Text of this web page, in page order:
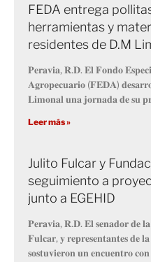
FEDA entrega
herramientas y
residentes de D.M
𝐏𝐞𝐫𝐚𝐯𝐢𝐚, 𝐑.𝐃. 𝐄𝐥 𝐅𝐨𝐧𝐝𝐨
𝐀𝐠𝐫𝐨𝐩𝐞𝐜𝐮𝐚𝐫𝐢𝐨 (𝐅𝐄𝐃𝐀)
𝐋𝐢𝐦𝐨𝐧𝐚𝐥 𝐮𝐧𝐚 𝐣𝐨𝐫𝐧𝐚𝐝𝐚 𝐝𝐞 𝐬𝐮
Leer más »
Julito Fulcar y
seguimiento a
junto a EGEHID
𝐏𝐞𝐫𝐚𝐯𝐢𝐚, 𝐑.𝐃. 𝐄𝐥 𝐬𝐞𝐧𝐚𝐝𝐨𝐫 𝐝𝐞 𝐥𝐚
𝐅𝐮𝐥𝐜𝐚𝐫, 𝐲 𝐫𝐞𝐩𝐫𝐞𝐬𝐞𝐧𝐭𝐚𝐧𝐭𝐞𝐬 𝐝𝐞
𝐬𝐨𝐬𝐭𝐮𝐯𝐢𝐞𝐫𝐨𝐧 𝐮𝐧 𝐞𝐧𝐜𝐮𝐞𝐧𝐭𝐫𝐨 𝐜𝐨𝐧